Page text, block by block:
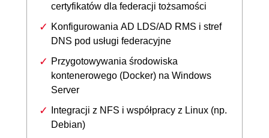
certyfikatów dla federacji tożsamości
Konfigurowania AD LDS/AD RMS i stref
DNS pod usługi federacyjne
Przygotowywania środowiska
kontenerowego (Docker) na Windows
Server
Integracji z NFS i współpracy z Linux (np.
Debian)